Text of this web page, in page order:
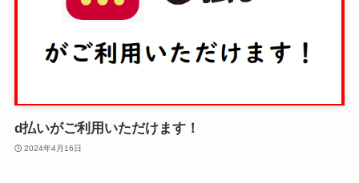
d払いがご利用いただけます！
2024年4月16日